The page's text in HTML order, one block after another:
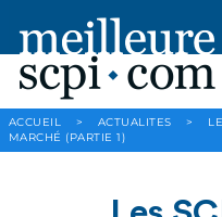
ACCUEIL > ACTUALITES >
MARCHÉ (PARTIE 1)